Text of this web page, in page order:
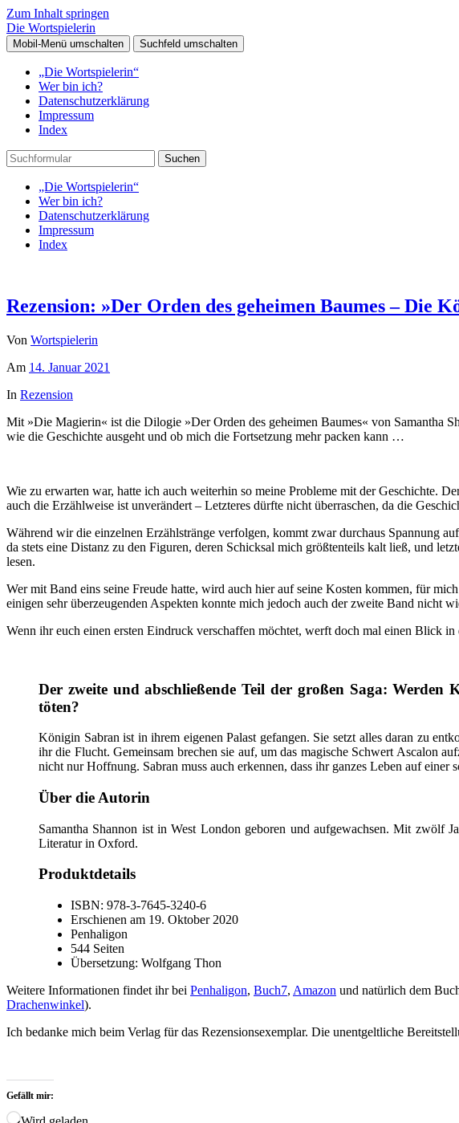
Zum Inhalt springen
Die Wortspielerin
Mobil-Menü umschalten Suchfeld umschalten
„Die Wortspielerin“
Wer bin ich?
Datenschutzerklärung
Impressum
Index
Suchen
„Die Wortspielerin“
Wer bin ich?
Datenschutzerklärung
Impressum
Index
Rezension: »Der Orden des geheimen Baumes – Die
Von Wortspielerin
Am 14. Januar 2021
In Rezension
Mit »Die Magierin« ist die Dilogie »Der Orden des geheimen Baumes« von Samantha
wie die Geschichte ausgeht und ob mich die Fortsetzung mehr packen kann …
Wie zu erwarten war, hatte ich auch weiterhin so meine Probleme mit der Geschichte.
auch die Erzählweise ist unverändert – Letzteres dürfte nicht überraschen, da die
Während wir die einzelnen Erzählstränge verfolgen, kommt zwar durchaus Spannung
da stets eine Distanz zu den Figuren, deren Schicksal mich größtenteils kalt ließ, und
lesen.
Wer mit Band eins seine Freude hatte, wird auch hier auf seine Kosten kommen, für
einigen sehr überzeugenden Aspekten konnte mich jedoch auch der zweite Band nicht
Wenn ihr euch einen ersten Eindruck verschaffen möchtet, werft doch mal einen Blick in
Der zweite und abschließende Teil der großen Saga:
töten?
Königin Sabran ist in ihrem eigenen Palast gefangen. Sie setzt alles daran zu
ihr die Flucht. Gemeinsam brechen sie auf, um das magische Schwert Ascalon
nicht nur Hoffnung. Sabran muss auch erkennen, dass ihr ganzes Leben auf
Über die Autorin
Samantha Shannon ist in West London geboren und aufgewachsen. Mit zwölf
Literatur in Oxford.
Produktdetails
ISBN: 978-3-7645-3240-6
Erschienen am 19. Oktober 2020
Penhaligon
544 Seiten
Übersetzung: Wolfgang Thon
Weitere Informationen findet ihr bei Penhaligon, Buch7, Amazon und natürlich dem
Drachenwinkel).
Ich bedanke mich beim Verlag für das Rezensionsexemplar. Die unentgeltliche
Gefällt mir: